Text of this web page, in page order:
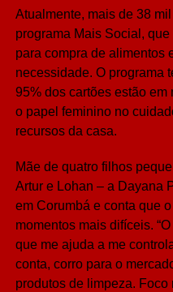
Atualmente, mais de 38
programa Mais Social,
para compra de alimentos
necessidade. O programa
95% dos cartões estão
o papel feminino no
recursos da casa.
Mãe de quatro filhos
Artur e Lohan – a Dayana
em Corumbá e conta que
momentos mais difíceis.
que me ajuda a me
conta, corro para o
produtos de limpeza. Foco